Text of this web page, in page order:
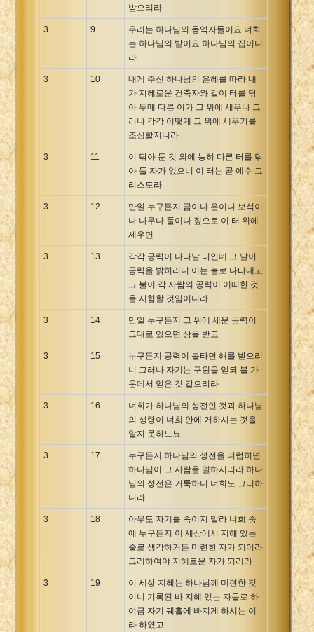
받으리라
3 9
우리는 하나님의 동역자들이요 너희
는 하나님의 밭이요 하나님의 집이니
라
3 10
내게 주신 하나님의 은혜를 따라 내
가 지혜로운 건축자와 같이 터를 닦
아 두매 다른 이가 그 위에 세우나 그
러나 각각 어떻게 그 위에 세우기를
조심할지니라
3 11
이 닦아 둔 것 외에 능히 다른 터를 닦
아 둘 자가 없으니 이 터는 곧 예수 그
리스도라
3 12
만일 누구든지 금이나 은이나 보석이
나 나무나 풀이나 짚으로 이 터 위에
세우면
3 13
각각 공력이 나타날 터인데 그 날이
공력을 밝히리니 이는 불로 나타내고
그 불이 각 사람의 공력이 어떠한 것
을 시험할 것임이니라
3 14
만일 누구든지 그 위에 세운 공력이
그대로 있으면 상을 받고
3 15
누구든지 공력이 불타면 해를 받으리
니 그러나 자기는 구원을 얻되 불 가
운데서 얻은 것 같으리라
3 16
너희가 하나님의 성전인 것과 하나님
의 성령이 너희 안에 거하시는 것을
알지 못하느뇨
3 17
누구든지 하나님의 성전을 더럽히면
하나님이 그 사람을 멸하시리라 하나
님의 성전은 거룩하니 너희도 그러하
니라
3 18
아무도 자기를 속이지 말라 너희 중
에 누구든지 이 세상에서 지혜 있는
줄로 생각하거든 미련한 자가 되어라
그리하여야 지혜로운 자가 되리라
3 19
이 세상 지혜는 하나님께 미련한 것
이니 기록된 바 지혜 있는 자들로 하
여금 자기 궤휼에 빠지게 하시는 이
라 하였고